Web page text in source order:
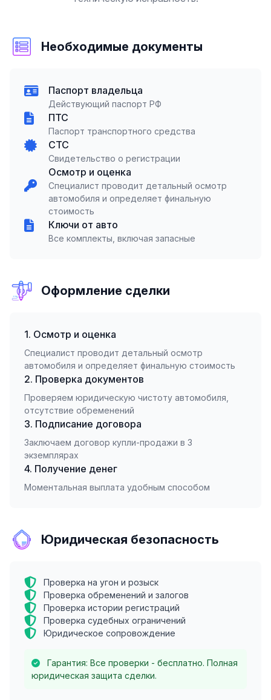
Необходимые документы
Паспорт владельца
Действующий паспорт РФ
ПТС
Паспорт транспортного средства
СТС
Свидетельство о регистрации
Осмотр и оценка
Специалист проводит детальный осмотр
автомобиля и определяет финальную
стоимость
Ключи от авто
Все комплекты, включая запасные
Оформление сделки
1. Осмотр и оценка
Специалист проводит детальный осмотр
автомобиля и определяет финальную стоимость
2. Проверка документов
Проверяем юридическую чистоту автомобиля,
отсутствие обременений
3. Подписание договора
Заключаем договор купли-продажи в 3
экземплярах
4. Получение денег
Моментальная выплата удобным способом
Юридическая безопасность
Проверка на угон и розыск
Проверка обременений и залогов
Проверка истории регистраций
Проверка судебных ограничений
Юридическое сопровождение
Гарантия: Все проверки - бесплатно. Полная
юридическая защита сделки.